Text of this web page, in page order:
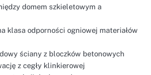
domem szkieletowym a
klasa odporności ogniowej materiałów
ściany z bloczków betonowych
z cegły klinkierowej